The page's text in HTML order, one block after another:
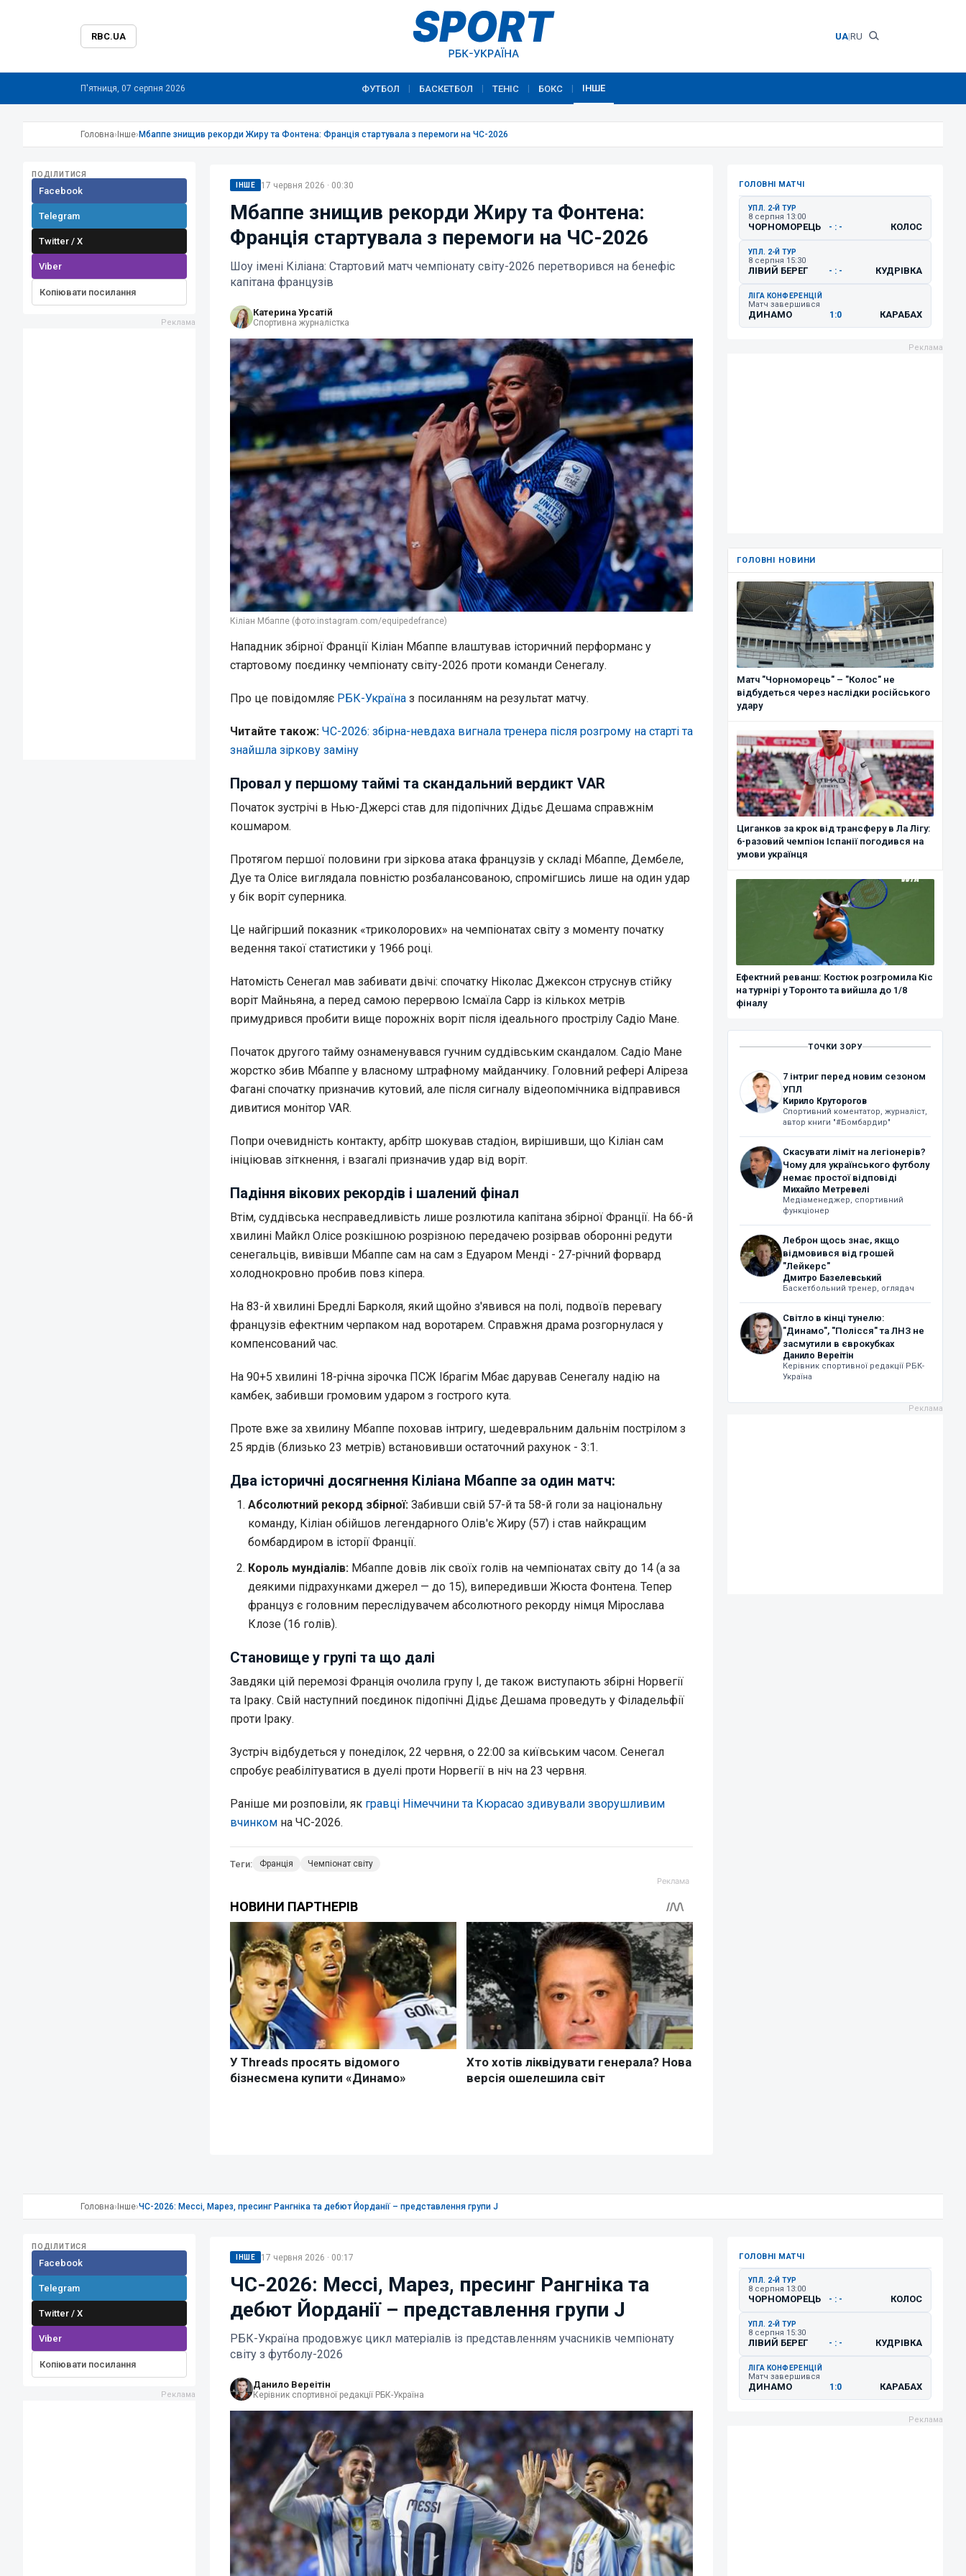
RBC.UA UA|RU
П'ятниця, 07 серпня 2026 ФУТБОЛ БАСКЕТБОЛ ТЕНІС БОКС ІНШЕ
Головна› Інше› Мбаппе знищив рекорди Жиру та Фонтена: Франція стартувала з перемоги на ЧС-2026
ПОДІЛИТИСЯ
Facebook
Telegram
Twitter / X
Viber
Копіювати посилання
ІНШЕ 17 червня 2026 · 00:30
Мбаппе знищив рекорди Жиру та Фонтена:
Франція стартувала з перемоги на ЧС-2026
Шоу імені Кіліана: Стартовий матч чемпіонату світу-2026 перетворився на бенефіс
капітана французів
Катерина Урсатій
Спортивна журналістка
Кіліан Мбаппе (фото:instagram.com/equipedefrance)
Нападник збірної Франції Кіліан Мбаппе влаштував історичний перформанс у
стартовому поєдинку чемпіонату світу-2026 проти команди Сенегалу.
Про це повідомляє РБК-Україна з посиланням на результат матчу.
Читайте також: ЧС-2026: збірна-невдаха вигнала тренера після розгрому на старті та
знайшла зіркову заміну
Провал у першому таймі та скандальний вердикт VAR
Початок зустрічі в Нью-Джерсі став для підопічних Дідьє Дешама справжнім
кошмаром.
Протягом першої половини гри зіркова атака французів у складі Мбаппе, Дембеле,
Дуе та Олісе виглядала повністю розбалансованою, спромігшись лише на один удар
у бік воріт суперника.
Це найгірший показник «триколорових» на чемпіонатах світу з моменту початку
ведення такої статистики у 1966 році.
Натомість Сенегал мав забивати двічі: спочатку Ніколас Джексон струснув стійку
воріт Майньяна, а перед самою перервою Ісмаїла Сарр із кількох метрів
примудрився пробити вище порожніх воріт після ідеального прострілу Садіо Мане.
Початок другого тайму ознаменувався гучним суддівським скандалом. Садіо Мане
жорстко збив Мбаппе у власному штрафному майданчику. Головний рефері Аліреза
Фагані спочатку призначив кутовий, але після сигналу відеопомічника відправився
дивитися монітор VAR.
Попри очевидність контакту, арбітр шокував стадіон, вирішивши, що Кіліан сам
ініціював зіткнення, і взагалі призначив удар від воріт.
Падіння вікових рекордів і шалений фінал
Втім, суддівська несправедливість лише розлютила капітана збірної Франції. На 66-й
хвилині Майкл Олісе розкішною розрізною передачею розірвав оборонні редути
сенегальців, вивівши Мбаппе сам на сам з Едуаром Менді - 27-річний форвард
холоднокровно пробив повз кіпера.
На 83-й хвилині Бредлі Барколя, який щойно з'явився на полі, подвоїв перевагу
французів ефектним черпаком над воротарем. Справжня драма розгорнулася у
компенсований час.
На 90+5 хвилині 18-річна зірочка ПСЖ Ібрагім Мбає дарував Сенегалу надію на
камбек, забивши громовим ударом з гострого кута.
Проте вже за хвилину Мбаппе поховав інтригу, шедевральним дальнім пострілом з
25 ярдів (близько 23 метрів) встановивши остаточний рахунок - 3:1.
Два історичні досягнення Кіліана Мбаппе за один матч:
Абсолютний рекорд збірної: Забивши свій 57-й та 58-й голи за національну
команду, Кіліан обійшов легендарного Олів'є Жиру (57) і став найкращим
бомбардиром в історії Франції.
Король мундіалів: Мбаппе довів лік своїх голів на чемпіонатах світу до 14 (а за
деякими підрахунками джерел — до 15), випередивши Жюста Фонтена. Тепер
француз є головним переслідувачем абсолютного рекорду німця Мірослава
Клозе (16 голів).
Становище у групі та що далі
Завдяки цій перемозі Франція очолила групу I, де також виступають збірні Норвегії
та Іраку. Свій наступний поєдинок підопічні Дідьє Дешама проведуть у Філадельфії
проти Іраку.
Зустріч відбудеться у понеділок, 22 червня, о 22:00 за київським часом. Сенегал
спробує реабілітуватися в дуелі проти Норвегії в ніч на 23 червня.
Раніше ми розповіли, як гравці Німеччини та Кюрасао здивували зворушливим
вчинком на ЧС-2026.
Теги: Франція Чемпіонат світу
ГОЛОВНІ МАТЧІ
УПЛ. 2-Й ТУР
8 серпня 13:00
ЧОРНОМОРЕЦЬ - : - КОЛОС
УПЛ. 2-Й ТУР
8 серпня 15:30
ЛІВИЙ БЕРЕГ - : - КУДРІВКА
ЛІГА КОНФЕРЕНЦІЙ
Матч завершився
ДИНАМО 1:0 КАРАБАХ
ГОЛОВНІ НОВИНИ
Матч "Чорноморець" – "Колос" не
відбудеться через наслідки російського
удару
Циганков за крок від трансферу в Ла Лігу:
6-разовий чемпіон Іспанії погодився на
умови українця
Ефектний реванш: Костюк розгромила Кіс
на турнірі у Торонто та вийшла до 1/8
фіналу
ТОЧКИ ЗОРУ
7 інтриг перед новим сезоном
УПЛ
Кирило Круторогов
Спортивний коментатор, журналіст,
автор книги "#Бомбардир"
Скасувати ліміт на легіонерів?
Чому для українського футболу
немає простої відповіді
Михайло Метревелі
Медіаменеджер, спортивний
функціонер
Леброн щось знає, якщо
відмовився від грошей
"Лейкерс"
Дмитро Базелевський
Баскетбольний тренер, оглядач
Світло в кінці тунелю:
"Динамо", "Полісся" та ЛНЗ не
засмутили в єврокубках
Данило Вереітін
Керівник спортивної редакції РБК-
Україна
Головна› Інше›ЧС-2026: Мессі, Марез, пресинг Рангніка та дебют Йорданії – представлення групи J
ПОДІЛИТИСЯ
Facebook
Telegram
Twitter / X
Viber
Копіювати посилання
ІНШЕ 17 червня 2026 · 00:17
ЧС-2026: Мессі, Марез, пресинг Рангніка та
дебют Йорданії – представлення групи J
РБК-Україна продовжує цикл матеріалів із представленням учасників чемпіонату
світу з футболу-2026
Данило Вереітін
Керівник спортивної редакції РБК-Україна
ГОЛОВНІ МАТЧІ
УПЛ. 2-Й ТУР
8 серпня 13:00
ЧОРНОМОРЕЦЬ - : - КОЛОС
УПЛ. 2-Й ТУР
8 серпня 15:30
ЛІВИЙ БЕРЕГ - : - КУДРІВКА
ЛІГА КОНФЕРЕНЦІЙ
Матч завершився
ДИНАМО 1:0 КАРАБАХ